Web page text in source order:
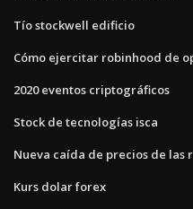
Tío stockwell edificio
Cómo ejercitar robinhood de
2020 eventos criptográficos
Stock de tecnologías isca
Nueva caída de precios de las
Kurs dolar forex